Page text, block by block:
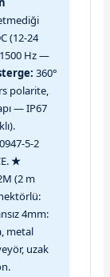
(12-24
1500 Hz —
360°
polarite,
— IP67
5-2
★
(2 m
4mm:
metal
uzak